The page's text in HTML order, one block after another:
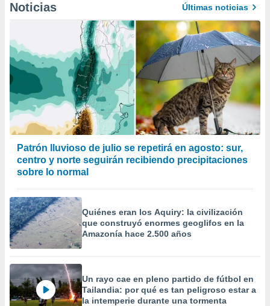
Noticias Últimas noticias
Patrón lluvioso de julio se repetirá en agosto: sur,
centro y norte seguirán recibiendo precipitaciones
sobre lo normal
Quiénes eran los Aquiry: la civilización
que construyó enormes geoglifos en la
Amazonía hace 2.500 años
Un rayo cae en pleno partido de fútbol en
Tailandia: por qué es tan peligroso estar a
la intemperie durante una tormenta